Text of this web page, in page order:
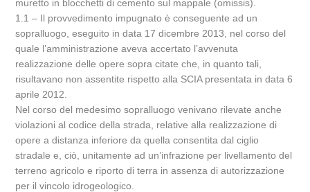
muretto in blocchetti di cemento sul mappale (omissis).
1.1 – Il provvedimento impugnato è conseguente ad un
sopralluogo, eseguito in data 17 dicembre 2013, nel corso del
quale l’amministrazione aveva accertato l’avvenuta
realizzazione delle opere sopra citate che, in quanto tali,
risultavano non assentite rispetto alla SCIA presentata in data 6
aprile 2012.
Nel corso del medesimo sopralluogo venivano rilevate anche
violazioni al codice della strada, relative alla realizzazione di
opere a distanza inferiore da quella consentita dal ciglio
stradale e, ciò, unitamente ad un’infrazione per livellamento del
terreno agricolo e riporto di terra in assenza di autorizzazione
per il vincolo idrogeologico.